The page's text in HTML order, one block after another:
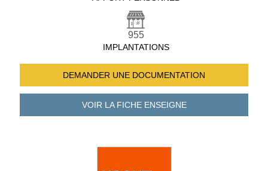
955
IMPLANTATIONS
DEMANDER UNE DOCUMENTATION
VOIR LA FICHEENSEIGNE